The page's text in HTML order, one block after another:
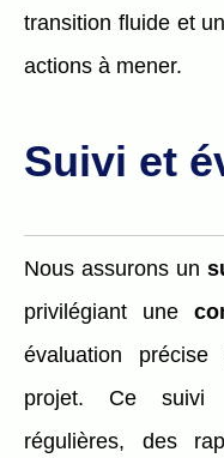
transition fluide et
actions à mener.
Suivi et
Nous assurons un
privilégiant une
évaluation
projet. Ce suivi
régulières, des